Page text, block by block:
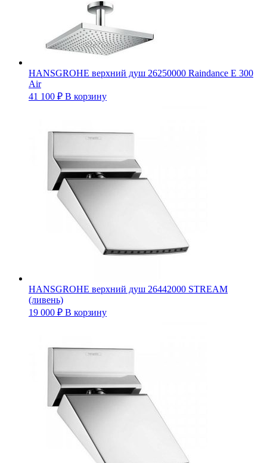
HANSGROHE верхний душ 26250000 Raindance Е 300
Air
41 100 ₽ В корзину
HANSGROHE верхний душ 26442000 STREAM
(ливень)
19 000 ₽ В корзину